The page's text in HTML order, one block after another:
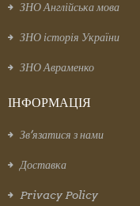
ЗНО Англійська мова
ЗНО історія України
ЗНО Авраменко
ІНФОРМАЦІЯ
Зв’язатися з нами
Доставка
Privacy Policy